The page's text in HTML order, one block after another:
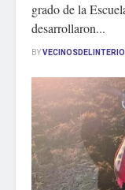
grado de la
desarrollaron...
BY